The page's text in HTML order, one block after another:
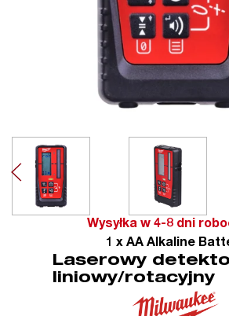
Wysyłka w 4-8 dni
1 x AA Alkaline
Laserowy
liniowy/rotacyjny